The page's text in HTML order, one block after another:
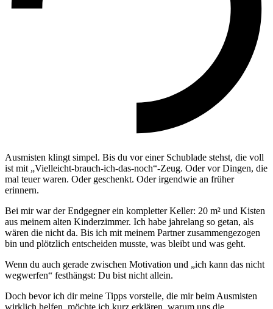
Ausmisten klingt simpel. Bis du vor einer Schublade stehst, die voll
ist mit „Vielleicht-brauch-ich-das-noch“-Zeug. Oder vor Dingen, die
mal teuer waren. Oder geschenkt. Oder irgendwie an früher
erinnern.
Bei mir war der Endgegner ein kompletter Keller: 20 m² und Kisten
aus meinem alten Kinderzimmer. Ich habe jahrelang so getan, als
wären die nicht da. Bis ich mit meinem Partner zusammengezogen
bin und plötzlich entscheiden musste, was bleibt und was geht.
Wenn du auch gerade zwischen Motivation und „ich kann das nicht
wegwerfen“ festhängst: Du bist nicht allein.
Doch bevor ich dir meine Tipps vorstelle, die mir beim Ausmisten